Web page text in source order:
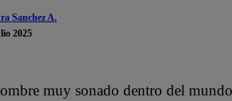
Sanchez A.
2025
muy sonado dentro del